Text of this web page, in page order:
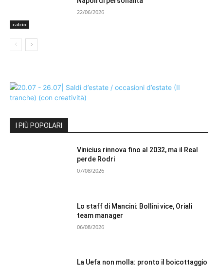
calcio
22/06/2026
I PIÙ POPOLARI
Vinicius rinnova fino al 2032, ma il Real
perde Rodri
07/08/2026
Lo staff di Mancini: Bollini vice, Oriali
team manager
06/08/2026
La Uefa non molla: pronto il boicottaggio